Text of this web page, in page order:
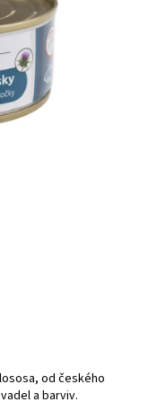
od českého
a barviv.